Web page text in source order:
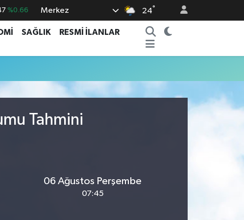
%0.66
%0.05
%0.39
%0
Merkez 24°
SAĞLIK
RESMİ İLANLAR
Tahmini
06 Ağustos Perşembe
07:45